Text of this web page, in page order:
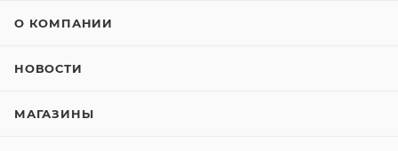
О КОМПАНИИ
НОВОСТИ
МАГАЗИНЫ